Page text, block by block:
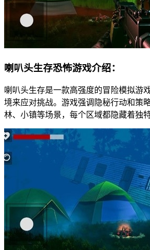
喇叭头生存恐怖游戏介绍：
喇叭头生存是一款高强度的冒险模拟游
境来应对挑战。游戏强调隐秘行动和策
林、小镇等场景，每个区域都隐藏着独